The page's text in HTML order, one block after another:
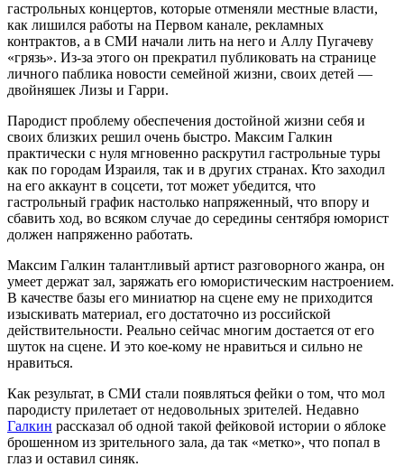
гастрольных концертов, которые отменяли местные власти,
как лишился работы на Первом канале, рекламных
контрактов, а в СМИ начали лить на него и Аллу Пугачеву
«грязь». Из-за этого он прекратил публиковать на странице
личного паблика новости семейной жизни, своих детей —
двойняшек Лизы и Гарри.
Пародист проблему обеспечения достойной жизни себя и
своих близких решил очень быстро. Максим Галкин
практически с нуля мгновенно раскрутил гастрольные туры
как по городам Израиля, так и в других странах. Кто заходил
на его аккаунт в соцсети, тот может убедится, что
гастрольный график настолько напряженный, что впору и
сбавить ход, во всяком случае до середины сентября юморист
должен напряженно работать.
Максим Галкин талантливый артист разговорного жанра, он
умеет держат зал, заряжать его юмористическим настроением.
В качестве базы его миниатюр на сцене ему не приходится
изыскивать материал, его достаточно из российской
действительности. Реально сейчас многим достается от его
шуток на сцене. И это кое-кому не нравиться и сильно не
нравиться.
Как результат, в СМИ стали появляться фейки о том, что мол
пародисту прилетает от недовольных зрителей. Недавно
Галкин рассказал об одной такой фейковой истории о яблоке
брошенном из зрительного зала, да так «метко», что попал в
глаз и оставил синяк.